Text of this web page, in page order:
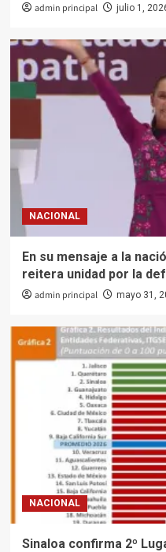
admin principal julio 1,
NACIONAL
En su mensaje a la
reitera unidad por la
admin principal mayo 31,
NACIONAL
Sinaloa confirma 2º